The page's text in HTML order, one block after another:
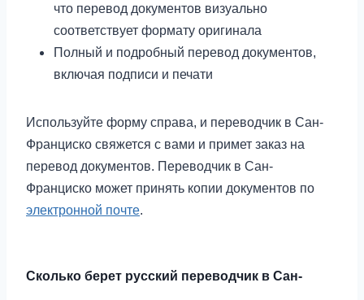
что перевод документов визуально
соответствует формату оригинала
Полный и подробный перевод документов,
включая подписи и печати
Используйте форму справа, и переводчик в Сан-
Франциско свяжется с вами и примет заказ на
перевод документов. Переводчик в Сан-
Франциско может принять копии документов по
электронной почте.
Сколько берет русский переводчик в Сан-